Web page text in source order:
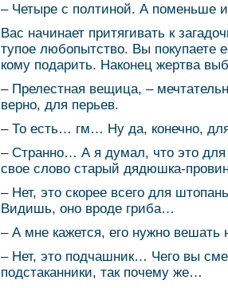
– Четыре с полтиной. А поменьше
Вас начинает притягивать к
тупое любопытство. Вы покупаете
кому подарить. Наконец жертва
– Прелестная вещица, –
верно, для перьев.
– То есть… гм… Ну да, конечно,
– Странно… А я думал, что это для
свое слово старый дядюшка-
– Нет, это скорее всего для
Видишь, оно вроде гриба…
– А мне кажется, его нужно
– Нет, это подчашник… Чего вы
подстаканники, так почему же…